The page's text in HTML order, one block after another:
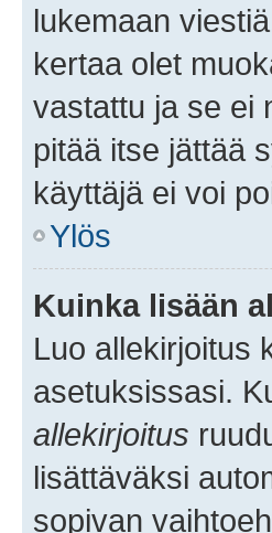
lukemaan
kertaa olet
vastattu ja se ei
pitää itse jättää
käyttäjä ei voi
Ylös
Kuinka lisään
Luo allekirjoitus
asetuksissasi.
allekirjoitus
lisättäväksi
sopivan